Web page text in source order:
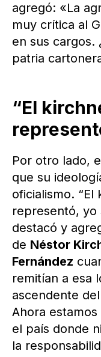
agregó: «La
muy crítica al
en sus cargos.
patria
“El
Por otro lado,
que su
oficialismo. “El
representó, yo
destacó y
de Néstor
Fernández
remitían a esa
ascendente
Ahora
el país donde
la